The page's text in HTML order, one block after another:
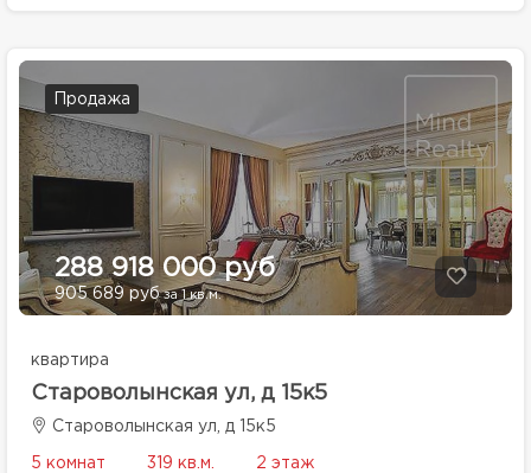
Продажа
288 918 000 руб
905 689 рубза 1 кв.м.
квартира
Староволынская ул, д 15к5
Староволынская ул, д 15к5
5 комнат 319 кв.м. 2 этаж